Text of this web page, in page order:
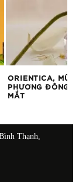
ORIENTICA, MÙI
PHƯƠNG ĐÔNG
MẮT
Thạnh,